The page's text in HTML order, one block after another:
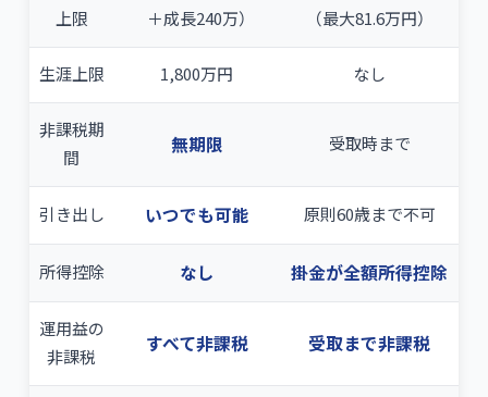
上限
＋成長240万）
（最大81.6万円）
生涯上限 1,800万円 なし
非課税期
間
無期限 受取時まで
引き出し いつでも可能 原則60歳まで不可
所得控除 なし 掛金が全額所得控除
運用益の
非課税
すべて非課税 受取まで非課税